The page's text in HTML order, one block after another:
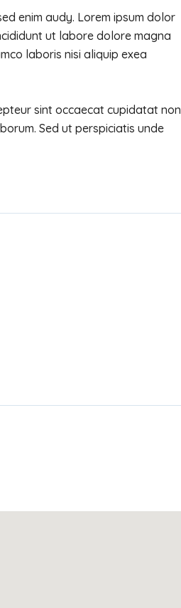
enim audy. Lorem ipsum dolor
ut labore dolore magna
laboris nisi aliquip exea
sint occaecat cupidatat non
Sed ut perspiciatis unde